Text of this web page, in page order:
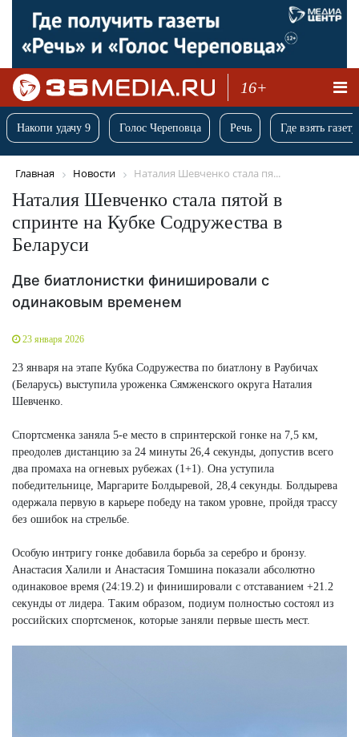
16+
Накопи удачу 9 Голос Череповца Речь Где взять
Главная Новости Наталия Шевченко стала пя...
Наталия Шевченко стала пятой в
спринте на Кубке Содружества в
Беларуси
Две биатлонистки финишировали с
одинаковым временем
23 января 2026
23 января на этапе Кубка Содружества по биатлону в Раубичах
(Беларусь) выступила уроженка Сямженского округа Наталия
Шевченко.
Спортсменка заняла 5-е место в спринтерской гонке на 7,5 км,
преодолев дистанцию за 24 минуты 26,4 секунды, допустив всего
два промаха на огневых рубежах (1+1). Она уступила
победительнице, Маргарите Болдыревой, 28,4 секунды. Болдырева
одержала первую в карьере победу на таком уровне, пройдя трассу
без ошибок на стрельбе.
Особую интригу гонке добавила борьба за серебро и бронзу.
Анастасия Халили и Анастасия Томшина показали абсолютно
одинаковое время (24:19.2) и финишировали с отставанием +21.2
секунды от лидера. Таким образом, подиум полностью состоял из
российских спортсменок, которые заняли первые шесть мест.